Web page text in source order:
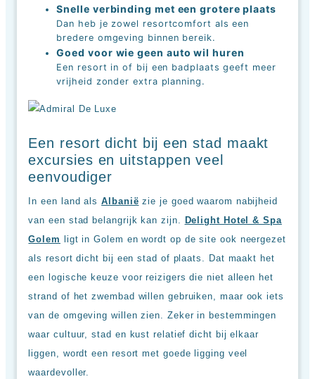
Snelle verbinding met een grotere plaats
Dan heb je zowel resortcomfort als een
bredere omgeving binnen bereik.
Goed voor wie geen auto wil huren
Een resort in of bij een badplaats geeft meer
vrijheid zonder extra planning.
Een resort dicht bij een stad maakt
excursies en uitstappen veel
eenvoudiger
In een land alsAlbanië zie je goed waarom nabijheid
van een stad belangrijk kan zijn. Delight Hotel & Spa
Golem
ligt in Golem en wordt op de site ook neergezet
als resort dicht bij een stad of plaats. Dat maakt het
een logische keuze voor reizigers die niet alleen het
strand of het zwembad willen gebruiken, maar ook iets
van de omgeving willen zien. Zeker in bestemmingen
waar cultuur, stad en kust relatief dicht bij elkaar
liggen, wordt een resort met goede ligging veel
waardevoller.